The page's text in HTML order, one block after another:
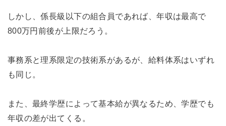
しかし、係長級以下の組合員であれば、年収は最高で
800万円前後が上限だろう。
事務系と理系限定の技術系があるが、給料体系はいずれ
も同じ。
また、最終学歴によって基本給が異なるため、学歴でも
年収の差が出てくる。